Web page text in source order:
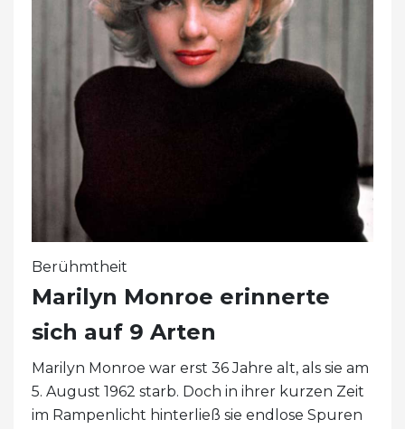
Berühmtheit
Marilyn Monroe erinnerte
sich auf 9 Arten
Marilyn Monroe war erst 36 Jahre alt, als sie am
5. August 1962 starb. Doch in ihrer kurzen Zeit
im Rampenlicht hinterließ sie endlose Spuren